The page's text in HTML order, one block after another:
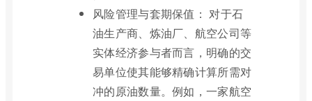
风险管理与套期保值： 对于石
油生产商、炼油厂、航空公司等
实体经济参与者而言，明确的交
易单位使其能够精确计算所需对
冲的原油数量。例如，一家航空